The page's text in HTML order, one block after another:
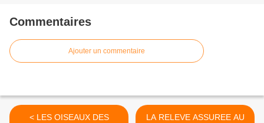
Commentaires
Ajouter un commentaire
< LES OISEAUX DES
LA RELEVE ASSUREE AU